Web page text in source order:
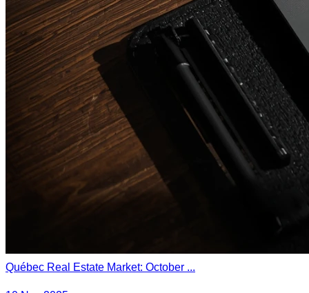
Québec Real Estate Market: October ...